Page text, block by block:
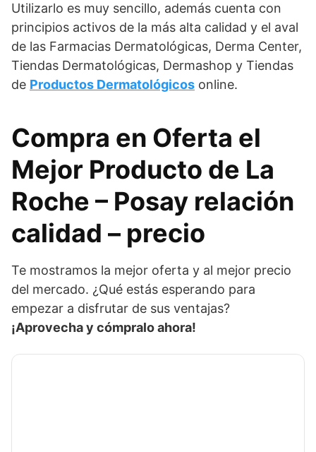
Utilizarlo es muy sencillo, además cuenta con
principios activos de la más alta calidad y el aval
de las Farmacias Dermatológicas, Derma Center,
Tiendas Dermatológicas, Dermashop y Tiendas
de Productos Dermatológicos online.
Compra en Oferta el
Mejor Producto de La
Roche – Posay relación
calidad – precio
Te mostramos la mejor oferta y al mejor precio
del mercado. ¿Qué estás esperando para
empezar a disfrutar de sus ventajas?
¡Aprovecha y cómpralo ahora!